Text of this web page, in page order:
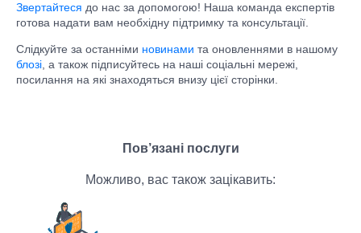
Звертайтеся до нас за допомогою! Наша команда експертів
готова надати вам необхідну підтримку та консультації.
Слідкуйте за останніми новинами та оновленнями в нашому
блозі, а також підписуйтесь на наші соціальні мережі,
посилання на які знаходяться внизу цієї сторінки.
Пов’язані послуги
Можливо, вас також зацікавить: